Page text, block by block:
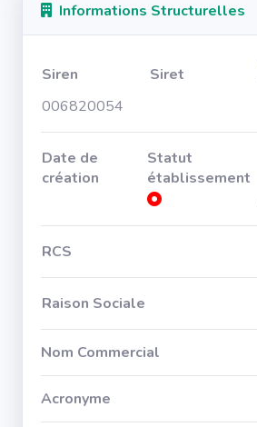
Informations Structurelles
Siren Siret
006820054
Date de
création
Statut
établissement
RCS
Raison Sociale
Nom Commercial
Acronyme